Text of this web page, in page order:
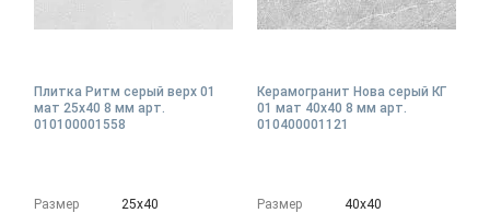
Плитка Ритм серый верх 01
мат 25x40 8 мм арт.
010100001558
Размер
25х40
Керамогранит Нова серый КГ
01 мат 40x40 8 мм арт.
010400001121
Размер
40х40